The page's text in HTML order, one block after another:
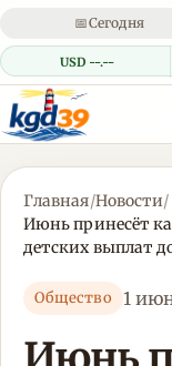
📅Сегодня
USD --.--
Главная/Новости/
Июнь принесёт
детских выплат
Общество 1